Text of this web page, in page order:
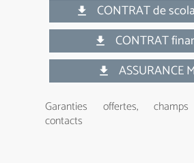
get_app CONTRAT de
get_app CONTRAT
get_app ASSURANCE
Garanties offertes, champs
contacts